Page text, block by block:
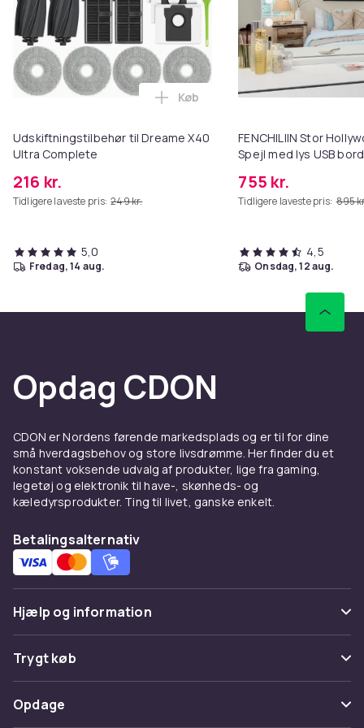
Udskiftningstilbehør til Dreame X40
Ultra Complete
216 kr.
Tidligere laveste pris: 249 kr.
Læg Udskiftningstilbehør til
Køb
5,0
fredag, 14 aug.
FENCHILIIN Stor
Spejl med lys USB
755 kr.
Tidligere laveste pris: 895
4,5
onsdag, 12 aug.
Opdag CDON
CDON er Nordens førende markedsplads og er til for dine
små hverdagsbehov og store livsdrømme. Her finder du et
konstant voksende udvalg af produkter, lige fra gaming,
legetøj og elektronik til have-, skønheds- og
kæledyrsprodukter. Ting til livet, ganske enkelt.
Betalingsalternativ
Hjælp og information
Ofte stillede spørgsmål
Spor pakke
Fortryd & returner her
Trygt køb
Betaling
Opdage